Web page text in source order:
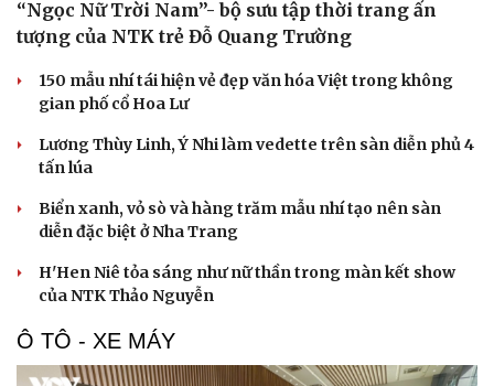
Du lịch
Săn Tour
check-in
Đọc truyện đêm khuya
Kể chuyện cho bé
“Ngọc Nữ Trời Nam”- bộ sưu tập thời trang ấn
tượng của NTK trẻ Đỗ Quang Trường
150 mẫu nhí tái hiện vẻ đẹp văn hóa Việt trong không
gian phố cổ Hoa Lư
Lương Thùy Linh, Ý Nhi làm vedette trên sàn diễn phủ 4
tấn lúa
Biển xanh, vỏ sò và hàng trăm mẫu nhí tạo nên sàn
diễn đặc biệt ở Nha Trang
H'Hen Niê tỏa sáng như nữ thần trong màn kết show
của NTK Thảo Nguyễn
Ô TÔ - XE MÁY